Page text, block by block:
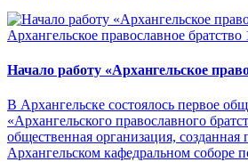
Архангельское православное братство
Начало работу «Архангельское
В Архангельске состоялось первое
«Архангельского православного
общественная организация,
Архангельском кафедральном соборе